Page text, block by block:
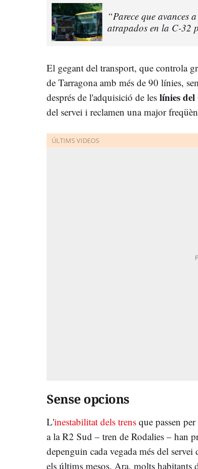
“Parece que avances
atrapados en la C-32
El gegant del transport, que controla
de Tarragona amb més de 90 línies,
després de l'adquisició de les línies
del servei i reclamen una major
Sense opcions
L'inestabilitat dels trens que passen
a la R2 Sud – tren de Rodalies – han
depenguin cada vegada més del
els últims mesos. Ara, molts habitants